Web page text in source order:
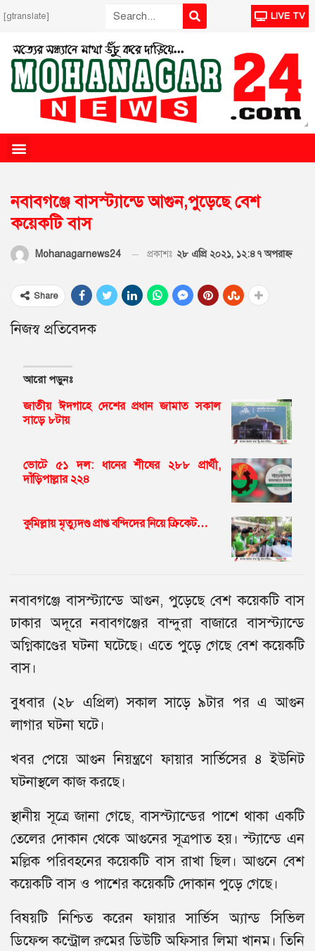
[gtranslate] LIVE TV
নবাবগঞ্জে বাসস্ট্যান্ডে আগুন,পুড়েছে বেশ
কয়েকটি বাস
Mohanagarnews24 প্রকাশঃ ২৮ এপ্রি ২০২১, ১২:৪৭ অপরাহ্ণ
Share
নিজস্ব প্রতিবেদক
আরো পড়ুনঃ
জাতীয় ঈদগাহে দেশের প্রধান জামাত সকাল
সাড়ে ৮টায়
ভোটে ৫১ দল: ধানের শীষের ২৮৮ প্রার্থী,
দাঁড়িপাল্লার ২২৪
কুমিল্লায় মৃত্যুদণ্ড প্রাপ্ত বন্দিদের নিয়ে ক্রিকেট…
নবাবগঞ্জে বাসস্ট্যান্ডে আগুন, পুড়েছে বেশ কয়েকটি বাস
ঢাকার অদূরে নবাবগঞ্জের বান্দুরা বাজারে বাসস্ট্যান্ডে
অগ্নিকাণ্ডের ঘটনা ঘটেছে। এতে পুড়ে গেছে বেশ কয়েকটি
বাস।
বুধবার (২৮ এপ্রিল) সকাল সাড়ে ৯টার পর এ আগুন
লাগার ঘটনা ঘটে।
খবর পেয়ে আগুন নিয়ন্ত্রণে ফায়ার সার্ভিসের ৪ ইউনিট
ঘটনাস্থলে কাজ করছে।
স্থানীয় সূত্রে জানা গেছে, বাসস্ট্যান্ডের পাশে থাকা একটি
তেলের দোকান থেকে আগুনের সূত্রপাত হয়। স্ট্যান্ডে এন
মল্লিক পরিবহনের কয়েকটি বাস রাখা ছিল। আগুনে বেশ
কয়েকটি বাস ও পাশের কয়েকটি দোকান পুড়ে গেছে।
বিষয়টি নিশ্চিত করেন ফায়ার সার্ভিস অ্যান্ড সিভিল
ডিফেন্স কন্ট্রোল রুমের ডিউটি অফিসার লিমা খানম। তিনি